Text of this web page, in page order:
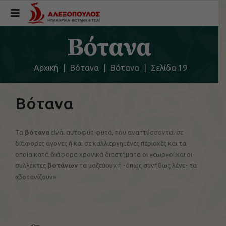
Βότανα
Αρχική Βότανα Βότανα Σελίδα 19
Βότανα
Τα βότανα είναι αυτοφυή φυτά, που αναπτύσσονται σε
διάφορες άγονες ή και σε καλλιεργημένες περιοχές και τα
οποία κατά διάφορα χρονικά διαστήματα οι γεωργοί και οι
συλλέκτες βοτάνων τα μαζεύουν ή -όπως συνήθως λένε- τα
«βοτανίζουν»